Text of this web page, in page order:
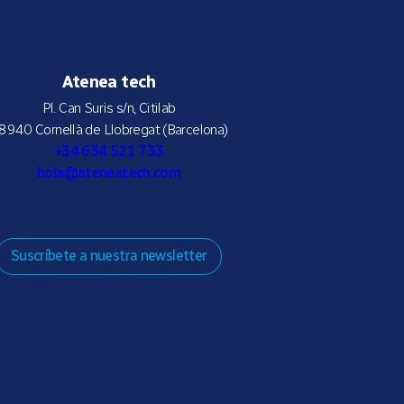
Atenea tech
Pl. Can Suris s/n, Citilab
Cornellà de Llobregat (Barcelona)
+34 634 521 733
hola@ateneatech.com
Suscríbete a nuestra newsletter